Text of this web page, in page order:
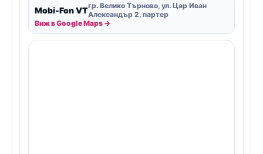
Mobi-Fon VTгр. Велико Търново, ул. Цар Иван
Александър 2, партер
Виж в Google Maps →